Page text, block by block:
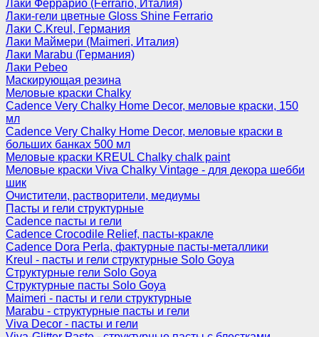
Лаки Феррарио (Ferrario, Италия)
Лаки-гели цветные Gloss Shine Ferrario
Лаки C.Kreul, Германия
Лаки Маймери (Maimeri, Италия)
Лаки Marabu (Германия)
Лаки Pebeo
Маскирующая резина
Меловые краски Chalky
Cadence Very Chalky Home Decor, меловые краски, 150
мл
Cadence Very Chalky Home Decor, меловые краски в
больших банках 500 мл
Меловые краски KREUL Chalky chalk paint
Меловые краски Viva Chalky Vintage - для декора шебби
шик
Очистители, растворители, медиумы
Пасты и гели структурные
Cadence пасты и гели
Cadence Crocodile Relief, пасты-кракле
Cadence Dora Perla, фактурные пасты-металлики
Kreul - пасты и гели структурные Solo Goya
Структурные гели Solo Goya
Структурные пасты Solo Goya
Maimeri - пасты и гели структурные
Marabu - структурные пасты и гели
Viva Decor - пасты и гели